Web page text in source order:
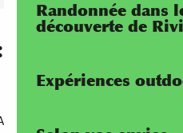
Randonnée dans
découverte de
Expériences
vieille ville
Parvis de la